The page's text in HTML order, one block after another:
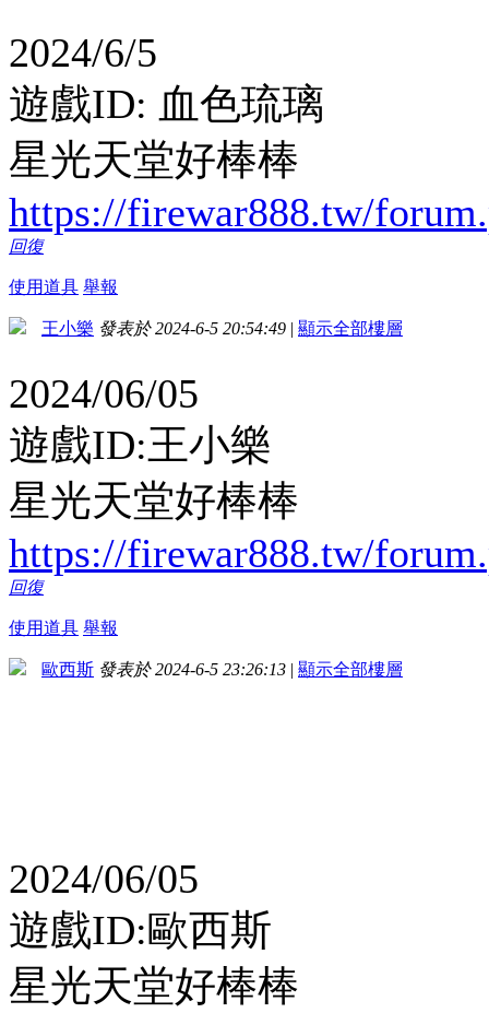
2024/6/5
遊戲ID: 血色琉璃
星光天堂好棒棒
https://firewar888.tw/
回復
使用道具 舉報
王小樂 發表於 2024-6-5 20:54:49 | 顯示全部樓層
2024/06/05
遊戲ID:王小樂
星光天堂好棒棒
https://firewar888.tw/
回復
使用道具 舉報
歐西斯 發表於 2024-6-5 23:26:13 | 顯示全部樓層
2024/06/05
遊戲ID:歐西斯
星光天堂好棒棒